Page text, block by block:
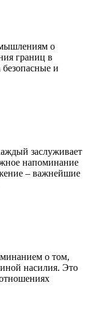
о
границ в
и
заслуживает
напоминание
– важнейшие
о том,
насилия. Это